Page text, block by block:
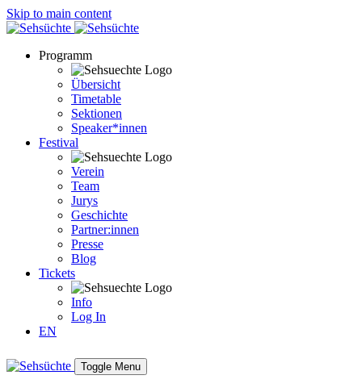
Skip to main content
Programm
Übersicht
Timetable
Sektionen
Speaker*innen
Festival
Verein
Team
Jurys
Geschichte
Partner:innen
Presse
Blog
Tickets
Info
Log In
EN
Toggle Menu